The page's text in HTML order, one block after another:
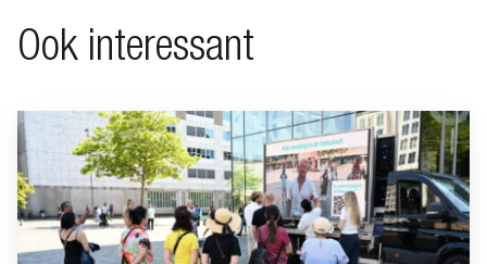
Ook interessant
Ga naar “BeFrank viert 15-jarig jubileum met opvallende